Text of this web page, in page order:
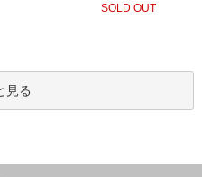
SOLD OUT
見る